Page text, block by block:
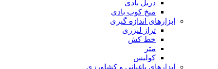
دریل بادی
میخ کوب بادی
ابزارهای اندازه گیری
تراز لیزری
خط کش
متر
کولیس
ابزارهای باغبانی و کشاورزی